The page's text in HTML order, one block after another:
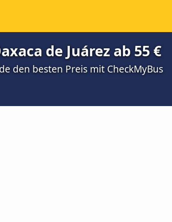
de Juárez ab 55 €
den besten Preis mit CheckMyBus